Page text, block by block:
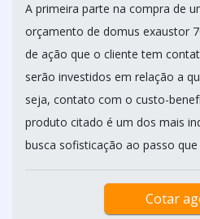
A primeira parte na compra de
orçamento de domus exaustor
de ação que o cliente tem
serão investidos em relação a
seja, contato com o custo-
produto citado é um dos mais
busca sofisticação ao passo que
Cotar